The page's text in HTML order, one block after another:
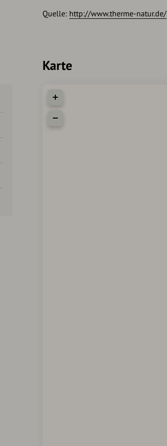
Quelle: http://www.therme-natur.de/
Karte